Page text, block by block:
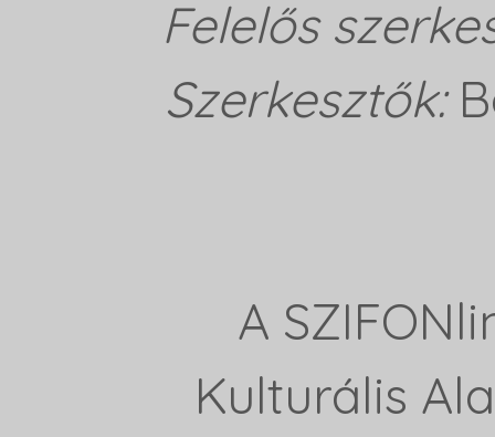
Felelős
Szerkesztők:
A
Kulturális